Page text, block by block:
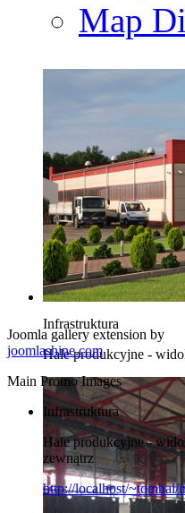
Map
Infrastruktura
Hale produkcyjne -
Joomla gallery extension by
joomlashine.com
Main Promo Images
Infrastruktura
Hale produkcyjne -
zewnątrz
http://localhost/~tomhal/